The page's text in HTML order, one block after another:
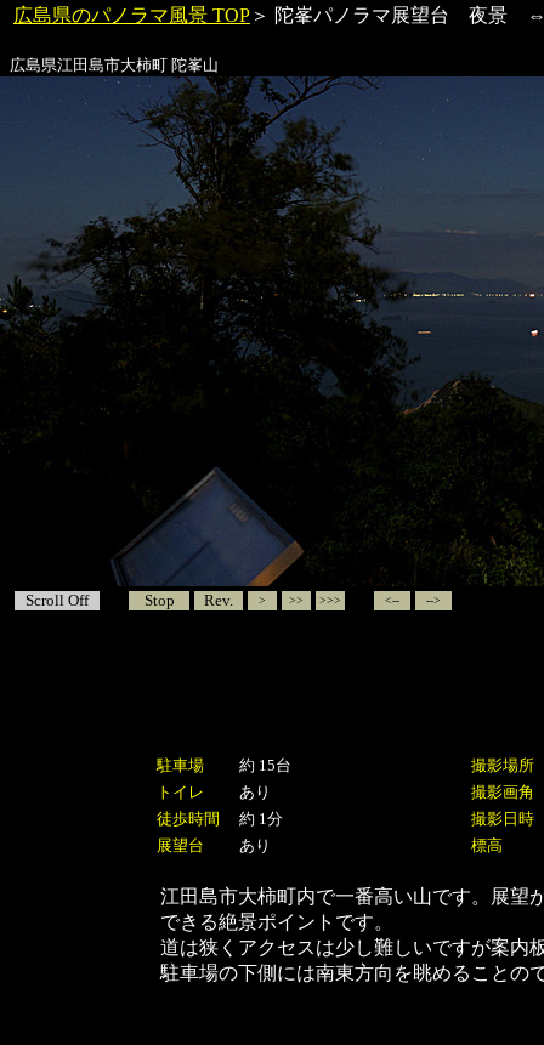
広島県のパノラマ風景 TOP ＞ 陀峯パノラマ展望台 夜景
広島県江田島市大柿町 陀峯山
Scroll Off Stop Rev. > >> >>> <-- -->
駐車場 約 15台
撮影場所
トイレ
あり
撮影画角
徒歩時間
約 1分
撮影日時
展望台
あり 標高
江田島市大柿町内で一番高い山です。展望
できる絶景ポイントです。
道は狭くアクセスは少し難しいですが案内
駐車場の下側には南東方向を眺めることの